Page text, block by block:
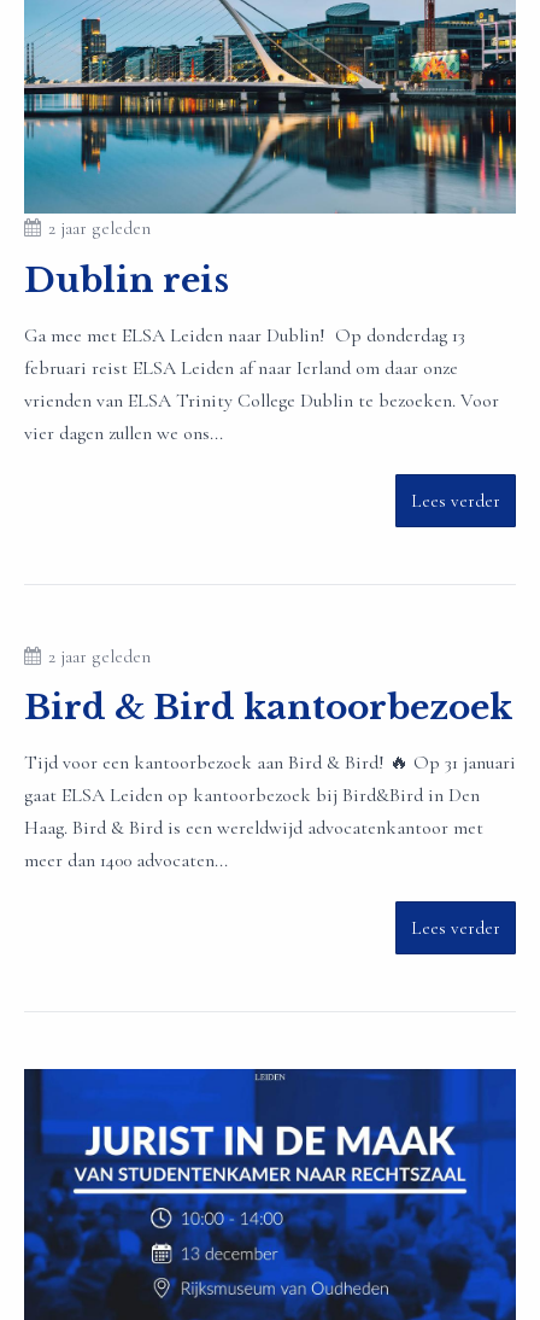
2 jaar geleden
Dublin reis
Ga mee met ELSA Leiden naar Dublin! Op donderdag 13
februari reist ELSA Leiden af naar Ierland om daar onze
vrienden van ELSA Trinity College Dublin te bezoeken. Voor
vier dagen zullen we ons...
Lees verder
2 jaar geleden
Bird & Bird kantoorbezoek
Tijd voor een kantoorbezoek aan Bird & Bird! 🔥 Op 31 januari
gaat ELSA Leiden op kantoorbezoek bij Bird&Bird in Den
Haag. Bird & Bird is een wereldwijd advocatenkantoor met
meer dan 1400 advocaten...
Lees verder